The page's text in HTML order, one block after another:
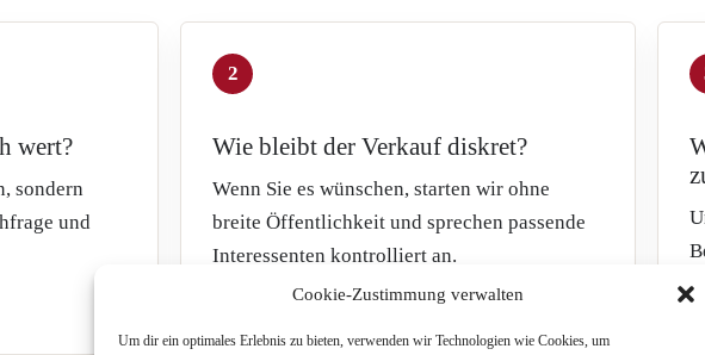
Cookie-Zustimmung verwalten
Um dir ein optimales Erlebnis zu bieten, verwenden wir Technologien wie Cookies, um
wert?
sondern
und
2
Wie bleibt der Verkauf diskret?
Wenn Sie es wünschen, starten wir ohne
breite Öffentlichkeit und sprechen passende
Interessenten kontrolliert an.